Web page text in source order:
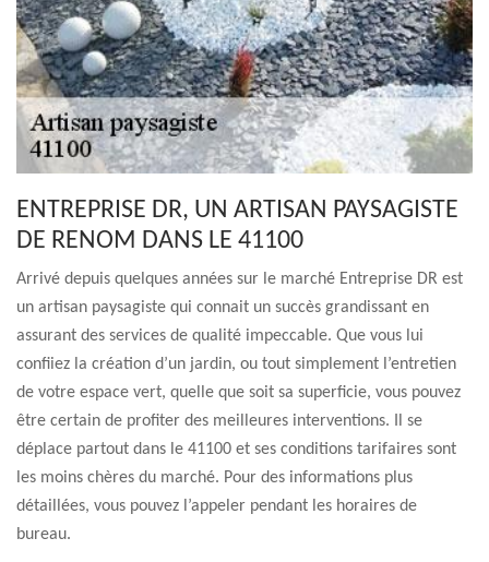
ENTREPRISE DR, UN ARTISAN PAYSAGISTE
DE RENOM DANS LE 41100
Arrivé depuis quelques années sur le marché Entreprise DR est
un artisan paysagiste qui connait un succès grandissant en
assurant des services de qualité impeccable. Que vous lui
confiiez la création d’un jardin, ou tout simplement l’entretien
de votre espace vert, quelle que soit sa superficie, vous pouvez
être certain de profiter des meilleures interventions. Il se
déplace partout dans le 41100 et ses conditions tarifaires sont
les moins chères du marché. Pour des informations plus
détaillées, vous pouvez l’appeler pendant les horaires de
bureau.